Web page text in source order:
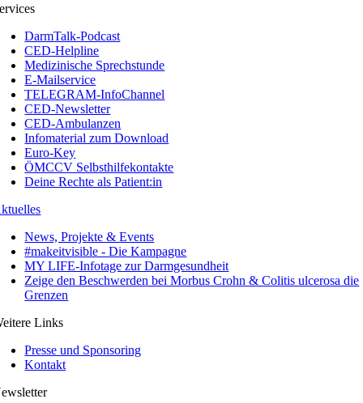
DarmTalk-Podcast
CED-Helpline
Medizinische Sprechstunde
E-Mailservice
TELEGRAM-InfoChannel
CED-Newsletter
CED-Ambulanzen
Infomaterial zum Download
Euro-Key
ÖMCCV Selbsthilfekontakte
Deine Rechte als Patient:in
News, Projekte & Events
#makeitvisible - Die Kampagne
MY LIFE-Infotage zur Darmgesundheit
Zeige den Beschwerden bei Morbus Crohn & Colitis ulcerosa die
Grenzen
Links
Presse und Sponsoring
Kontakt